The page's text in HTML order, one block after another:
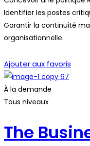
Identifier les postes
Garantir la continuité
organisationnelle.
Ajouter aux favoris
À la demande
Tous niveaux
The